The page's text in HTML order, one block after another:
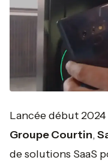
Lancée début
Groupe Courtin,
de solutions SaaS